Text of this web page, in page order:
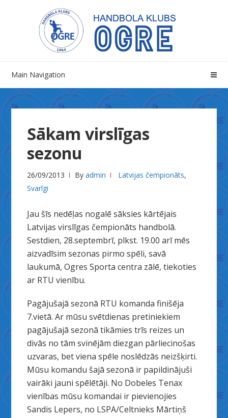
navigation
content
Main Navigation
Sākam virslīgas
sezonu
26/09/2013 Byadmin Latvijas čempionāts,
Svarīgi
Jau šīs nedēļas nogalē sāksies kārtējais
Latvijas virslīgas čempionāts handbolā.
Sestdien, 28.septembrī, plkst. 19.00 arī mēs
aizvadīsim sezonas pirmo spēli, savā
laukumā, Ogres Sporta centra zālē, tiekoties
ar RTU vienību.
Pagājušajā sezonā RTU komanda finišēja
7.vietā. Ar mūsu svētdienas pretiniekiem
pagājušajā sezonā tikāmies trīs reizes un
divās no tām svinējām diezgan pārliecinošas
uzvaras, bet viena spēle noslēdzās neizšķirti.
Mūsu komandu šajā sezonā ir papildinājuši
vairāki jauni spēlētāji. No Dobeles Tenax
vienības mūsu komandai ir pievienojies
Sandis Lepers, no LSPA/Celtnieks Mārtiņš